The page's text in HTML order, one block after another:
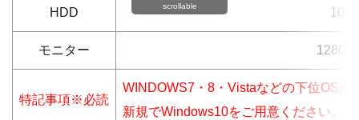
HDD
モニター 1280
特記事項※必読
WINDOWS7・8・Vistaなどの下位OS
新規でWindows10をご用意ください。
scrollable